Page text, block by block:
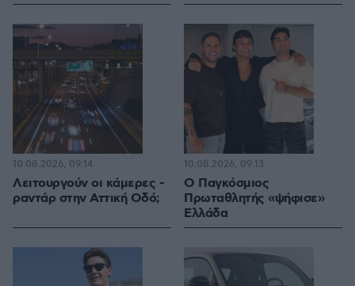
Λειτουργούν οι κάμερες -
ραντάρ στην Αττική Οδό;
10.08.2026, 09:14
Ο Παγκόσμιος
Πρωταθλητής «ψήφισε»
Ελλάδα
10.08.2026, 09:13